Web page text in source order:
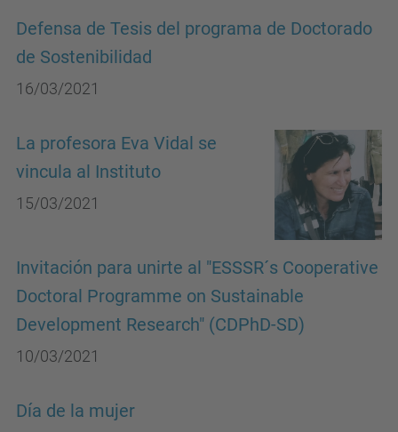
Defensa de Tesis del programa de Doctorado
de Sostenibilidad
16/03/2021
La profesora Eva Vidal se
vincula al Instituto
15/03/2021
Invitación para unirte al "ESSSR´s Cooperative
Doctoral Programme on Sustainable
Development Research" (CDPhD-SD)
10/03/2021
Día de la mujer